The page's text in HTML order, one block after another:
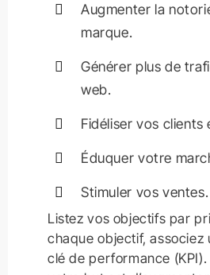
Augmenter la
marque.
Générer plus de
web.
Fidéliser vos clients
Éduquer votre
Stimuler vos ventes.
Listez vos objectifs par
chaque objectif, associez
clé de performance (KPI).